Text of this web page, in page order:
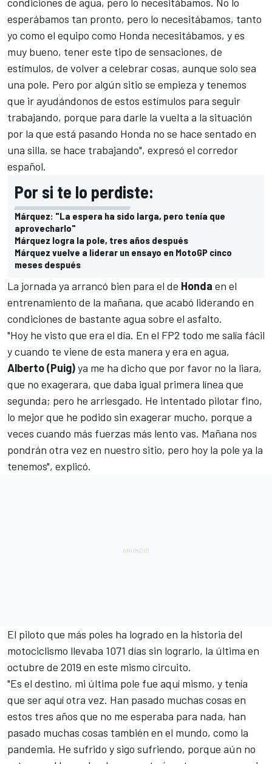
esperábamos tan pronto, pero lo necesitábamos, tanto
yo como el equipo como Honda necesitábamos, y es
muy bueno, tener este tipo de sensaciones, de
estímulos, de volver a celebrar cosas, aunque solo sea
una pole. Pero por algún sitio se empieza y tenemos
que ir ayudándonos de estos estímulos para seguir
trabajando, porque para darle la vuelta a la situación
por la que está pasando Honda no se hace sentado en
una silla, se hace trabajando", expresó el corredor
español.
Por si te lo perdiste:
Márquez: "La espera ha sido larga, pero tenía que
aprovecharlo"
Márquez logra la pole, tres años después
Márquez vuelve a liderar un ensayo en MotoGP cinco
meses después
La jornada ya arrancó bien para el de Honda en el
entrenamiento de la mañana, que acabó liderando en
condiciones de bastante agua sobre el asfalto.
"Hoy he visto que era el día. En el FP2 todo me salía fácil
y cuando te viene de esta manera y era en agua,
Alberto (Puig)ya me ha dicho que por favor no la liara,
que no exagerara, que daba igual primera línea que
segunda; pero he arriesgado. He intentado pilotar fino,
lo mejor que he podido sin exagerar mucho, porque a
veces cuando más fuerzas más lento vas. Mañana nos
pondrán otra vez en nuestro sitio, pero hoy la pole ya la
tenemos", explicó.
El piloto que más poles ha logrado en la historia del
motociclismo llevaba 1071 días sin lograrlo, la última en
octubre de 2019 en este mismo circuito.
"Es el destino, mi última pole fue aquí mismo, y tenía
que ser aquí otra vez. Han pasado muchas cosas en
estos tres años que no me esperaba para nada, han
pasado muchas cosas también en el mundo, como la
pandemia. He sufrido y sigo sufriendo, porque aún no